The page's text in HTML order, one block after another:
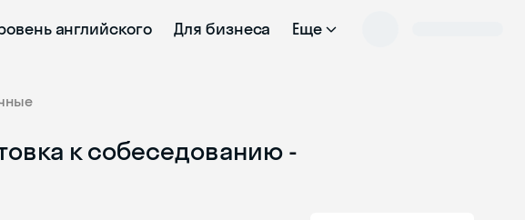
английского Для бизнеса Еще
к собеседованию -